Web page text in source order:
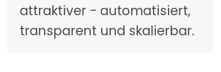
attraktiver - automatisiert,
transparent und skalierbar.